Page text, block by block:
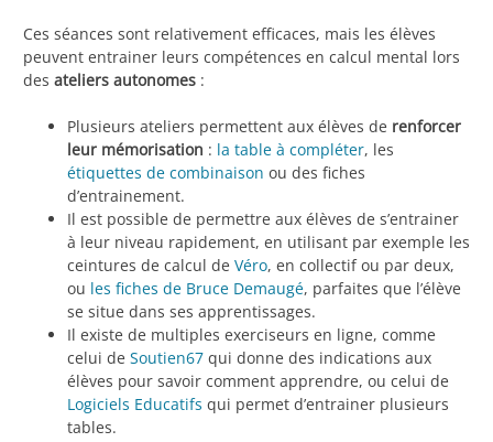
Ces séances sont relativement efficaces, mais les élèves
peuvent entrainer leurs compétences en calcul mental lors
des ateliers autonomes :
Plusieurs ateliers permettent aux élèves de renforcer
leur mémorisation : la table à compléter, les
étiquettes de combinaison ou des fiches
d’entrainement.
Il est possible de permettre aux élèves de s’entrainer
à leur niveau rapidement, en utilisant par exemple les
ceintures de calcul de Véro, en collectif ou par deux,
ou les fiches de Bruce Demaugé, parfaites que l’élève
se situe dans ses apprentissages.
Il existe de multiples exerciseurs en ligne, comme
celui de Soutien67 qui donne des indications aux
élèves pour savoir comment apprendre, ou celui de
Logiciels Educatifs qui permet d’entrainer plusieurs
tables.